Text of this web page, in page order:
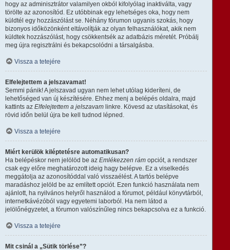
hogy az adminisztrátor valamilyen okból kifolyólag inaktiválta, vagy
törölte az azonosítód. Ez utóbbinak egy lehetséges oka, hogy nem
küldtél egy hozzászólást se. Néhány fórumon ugyanis szokás, hogy
bizonyos időközönként eltávolítják az olyan felhasználókat, akik nem
küldtek hozzászólást, hogy csökkentsék az adatbázis méretét. Próbálj
meg újra regisztrálni és bekapcsolódni a társalgásba.
Vissza a tetejére
Elfelejtettem a jelszavamat!
Semmi pánik! A jelszavad ugyan nem lehet utólag kideríteni, de
lehetőséged van új készítésére. Ehhez menj a belépés oldalra, majd
kattints az Elfelejtettem a jelszavam linkre. Kövesd az utasításokat, és
rövid időn belül újra be kell tudnod lépned.
Vissza a tetejére
Miért kerülök kiléptetésre automatikusan?
Ha belépéskor nem jelölöd be az Emlékezzen rám opciót, a rendszer
csak egy előre meghatározott ideig hagy belépve. Ez a viselkedés
meggátolja az azonosítóddal való visszaélést. A tartós belépve
maradáshoz jelöld be az említett opciót. Ezen funkció használata nem
ajánlott, ha nyilvános helyről használod a fórumot, például könyvtárból,
internetkávézóból vagy egyetemi laborból. Ha nem látod a
jelölőnégyzetet, a fórumon valószínűleg nincs bekapcsolva ez a funkció.
Vissza a tetejére
Mit csinál a „Sütik törlése”?